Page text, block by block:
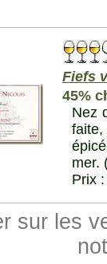
Fiefs
45%
Nez
mer.
Prix
sur les